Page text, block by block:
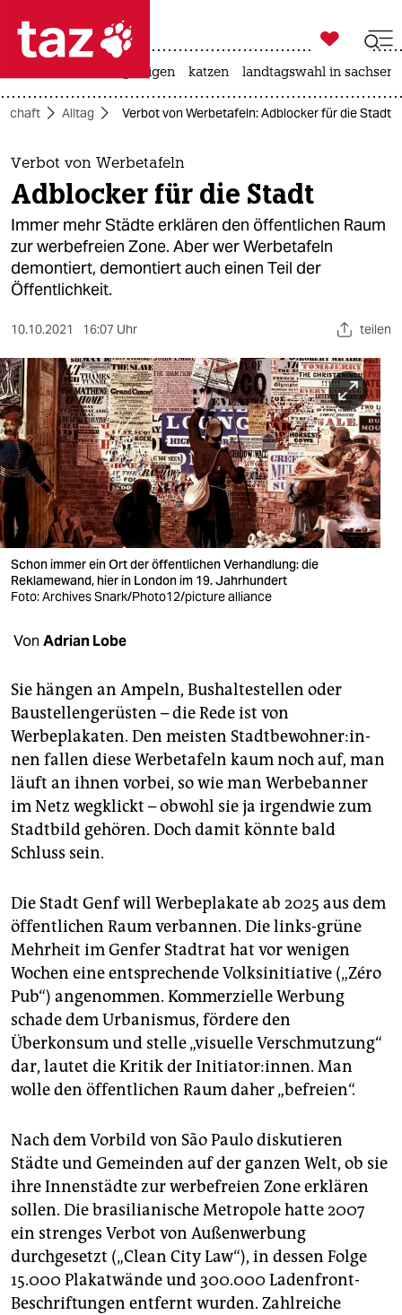
 taz zahl ich
taz zahl ich
themen
politik
öko
gesellschaft
kultur
sport
berlin
nord
wahrheit
verlag
verlag
veranstaltungen
unterstützen
abo
genossenschaft
epaper login

taz zahl ich
bergsteigen katzen landtagswahl in
Alltag Verbot von Werbetafeln: Adblocker für die Stadt
Verbot von Werbetafeln
Adblocker für die Stadt
Immer mehr Städte erklären den öffentlichen Raum
zur werbefreien Zone. Aber wer Werbetafeln
demontiert, demontiert auch einen Teil der
Öffentlichkeit.
10.10.2021 16:07 Uhr teilen
Schon immer ein Ort der öffentlichen Verhandlung: die
Reklamewand, hier in London im 19. Jahrhundert
Foto: Archives Snark/Photo12/picture alliance
Von Adrian Lobe
Sie hängen an Ampeln, Bushaltestellen oder
Baustellengerüsten – die Rede ist von
Werbeplakaten. Den meisten Stadt­be­woh­ne­r:in­
nen fallen diese Werbetafeln kaum noch auf, man
läuft an ihnen vorbei, so wie man Werbebanner
im Netz wegklickt – obwohl sie ja irgendwie zum
Stadtbild gehören. Doch damit könnte bald
Schluss sein.
Die Stadt Genf will Werbeplakate ab 2025 aus dem
öffentlichen Raum verbannen. Die links-grüne
Mehrheit im Genfer Stadtrat hat vor wenigen
Wochen eine entsprechende Volksinitiative („Zéro
Pub“) angenommen. Kommerzielle Werbung
schade dem Urbanismus, fördere den
Überkonsum und stelle „visuelle Verschmutzung“
dar, lautet die Kritik der Initiator:innen. Man
wolle den öffentlichen Raum daher „befreien“.
Nach dem Vorbild von São Paulo diskutieren
Städte und Gemeinden auf der ganzen Welt, ob sie
ihre Innenstädte zur werbefreien Zone erklären
sollen. Die brasilianische Metropole hatte 2007
ein strenges Verbot von Außenwerbung
durchgesetzt („Clean City Law“), in dessen Folge
15.000 Plakatwände und 300.000 Ladenfront-
Beschriftungen entfernt wurden. Zahlreiche